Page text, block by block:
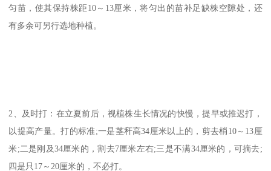
匀苗，使其保持株距10～13厘米，将匀出的苗补足缺株空隙处，还
有多余可另行选地种植。
2、及时打：在立夏前后，视植株生长情况的快慢，提早或推迟打，
以提高产量。打的标准;一是茎秆高34厘米以上的，剪去梢10～13厘
米;二是刚及34厘米的，割去7厘米左右;三是不满34厘米的，可摘去;
四是只17～20厘米的，不必打。